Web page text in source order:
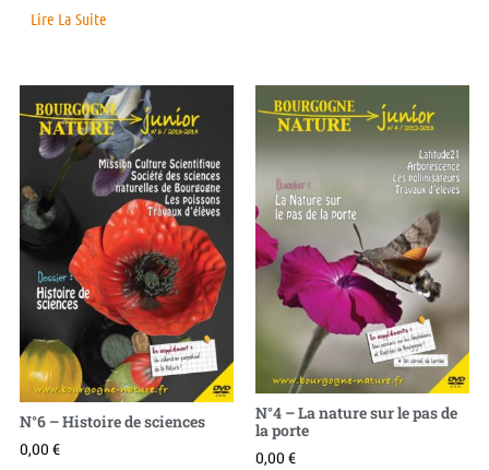
Lire La Suite
N°6 – Histoire de sciences
0,00 €
N°4 – La nature sur le pas de
la porte
0,00 €